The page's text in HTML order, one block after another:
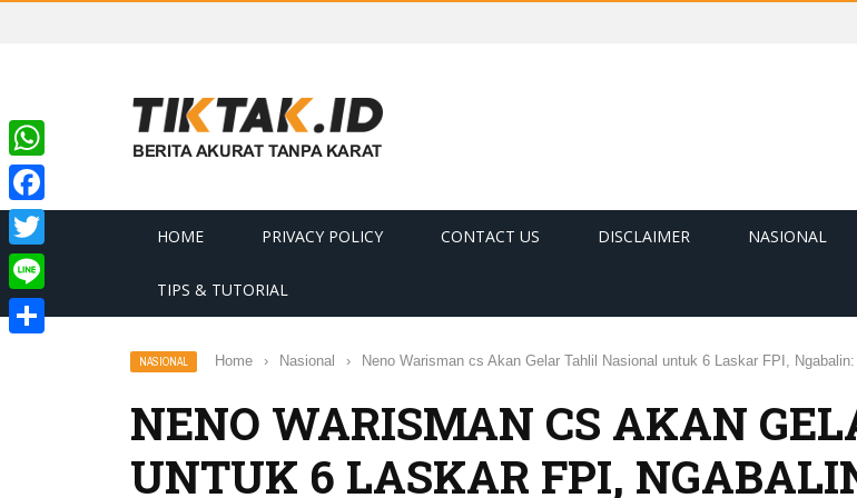
HOME PRIVACY POLICY CONTACT US DISCLAIMER NASIONAL
TIPS & TUTORIAL
NASIONAL Home › Nasional › Neno Warisman cs Akan Gelar Tahlil Nasional untuk 6 Laskar FPI,
NENO WARISMAN CS AKAN
UNTUK 6 LASKAR FPI,
WhatsApp
Facebook
Twitter
Line